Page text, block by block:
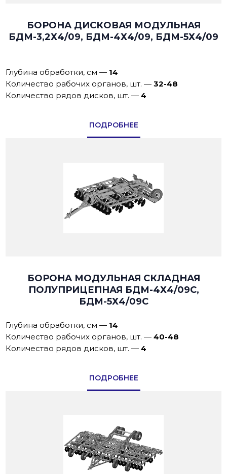
БОРОНА ДИСКОВАЯ МОДУЛЬНАЯ
БДМ-3,2Х4/09, БДМ-4Х4/09, БДМ-5Х4/09
Глубина обработки, см — 14
Количество рабочих органов, шт. —32-48
Количество рядов дисков, шт. —4
ПОДРОБНЕЕ
БОРОНА МОДУЛЬНАЯ СКЛАДНАЯ
ПОЛУПРИЦЕПНАЯ БДМ-4Х4/09С,
БДМ-5Х4/09С
Глубина обработки, см — 14
Количество рабочих органов, шт. —40-48
Количество рядов дисков, шт.—4
ПОДРОБНЕЕ